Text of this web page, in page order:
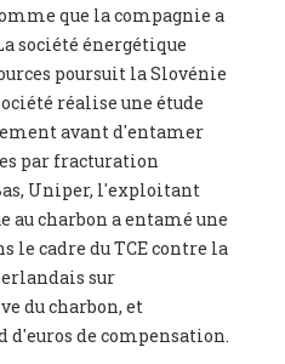
que la compagnie a
société énergétique
poursuit la Slovénie
réalise une étude
avant d'entamer
par fracturation
Uniper, l'exploitant
au charbon a entamé une
le cadre du TCE contre la
sur
du charbon, et
de compensation.